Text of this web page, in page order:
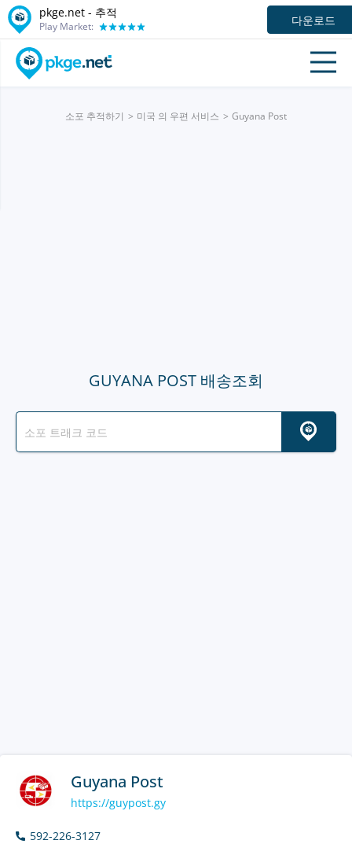
pkge.net - 추적
Play Market: 다운로드
소포 추적하기 미국 의 우편 서비스 Guyana Post
GUYANA POST 배송조회
Guyana Post
https://guypost.gy
592-226-3127